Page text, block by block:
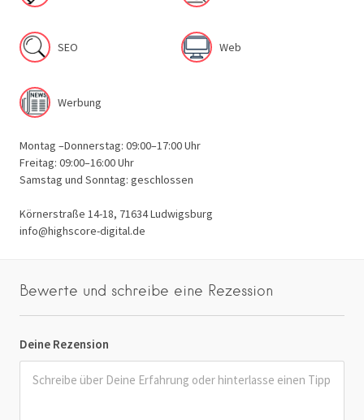
SEO Web
Werbung
Montag –Donnerstag: 09:00–17:00 Uhr
Freitag: 09:00–16:00 Uhr
Samstag und Sonntag: geschlossen
Körnerstraße 14-18, 71634 Ludwigsburg
info@highscore-digital.de
Bewerte und schreibe eine Rezession
Deine Rezension